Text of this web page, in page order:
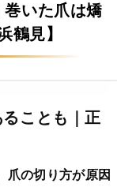
いた爪は矯
鶴見】
ことも｜正
爪の切り方が原因